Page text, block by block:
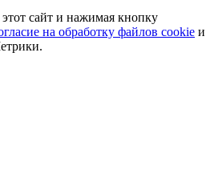
сайт и нажимая кнопку
на обработку файлов cookie и